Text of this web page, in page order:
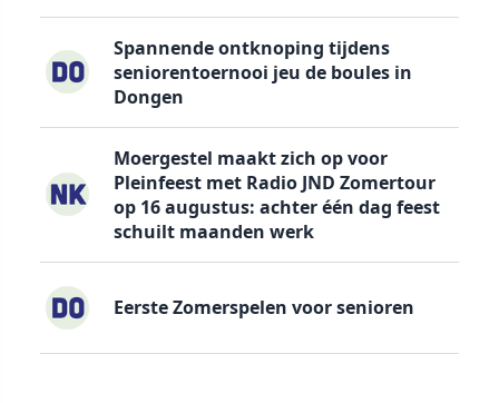
Spannende ontknoping tijdens
seniorentoernooi jeu de boules in
Dongen
Moergestel maakt zich op voor
Pleinfeest met Radio JND Zomertour
op 16 augustus: achter één dag feest
schuilt maanden werk
Eerste Zomerspelen voor senioren